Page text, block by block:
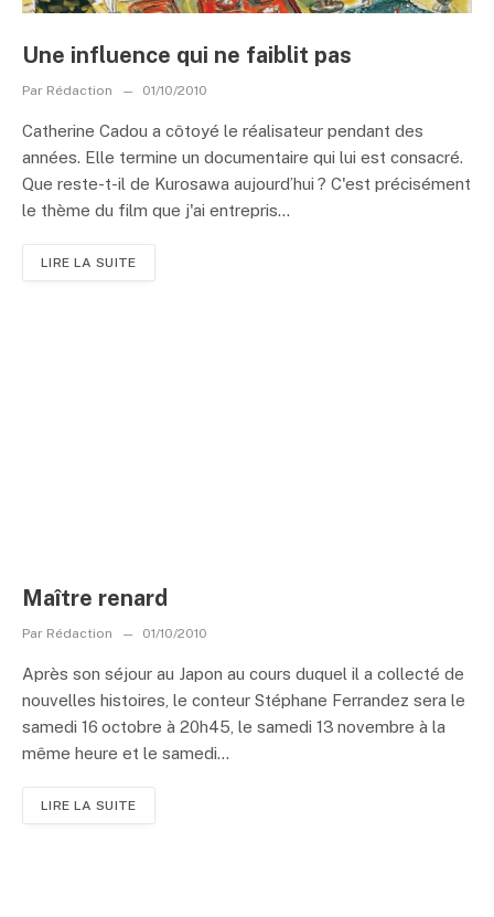
Une influence qui ne faiblit pas
Par Rédaction 01/10/2010
Catherine Cadou a côtoyé le réalisateur pendant des
années. Elle termine un documentaire qui lui est consacré.
Que reste-t-il de Kurosawa aujourd’hui ? C'est précisément
le thème du film que j'ai entrepris...
LIRE LA SUITE
Maître renard
Par Rédaction 01/10/2010
Après son séjour au Japon au cours duquel il a collecté de
nouvelles histoires, le conteur Stéphane Ferrandez sera le
samedi 16 octobre à 20h45, le samedi 13 novembre à la
même heure et le samedi...
LIRE LA SUITE